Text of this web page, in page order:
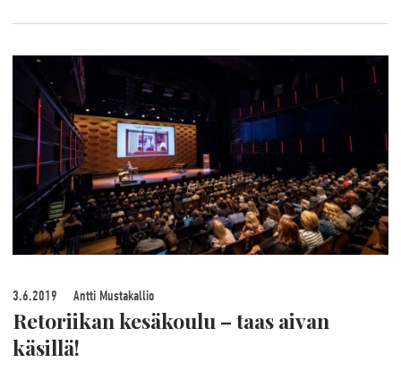
3.6.2019 Antti Mustakallio
Retoriikan kesäkoulu – taas aivan
käsillä!